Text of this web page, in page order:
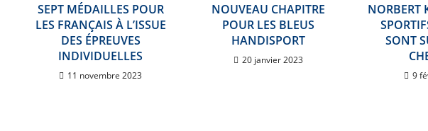
SEPT MÉDAILLES POUR
LES FRANÇAIS À L’ISSUE
DES ÉPREUVES
INDIVIDUELLES
11 novembre 2023
NOUVEAU CHAPITRE
POUR LES BLEUS
HANDISPORT
20 janvier 2023
NORBERT
SONT
9